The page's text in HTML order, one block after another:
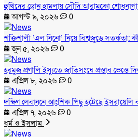
হুথিদের ড্রোন হামলায় সৌদি আরামকো
আগস্ট ৯, ২০২৬
0
শক্তিশালী ‘এল নিনো’ নিয়ে বিশ্বজুড়ে সতর্কতা:
জুন ৫, ২০২৬
0
হরমুজ প্রণালি ইস্যুতে জাতিসংঘে প্রস্তাব ভেস্তে
এপ্রিল ৮, ২০২৬
0
দক্ষিণ লেবাননে আংশিক পিছু হটেছে ইসরায়েলি
এপ্রিল ৭, ২০২৬
0
ধর্ম ও ইসলাম